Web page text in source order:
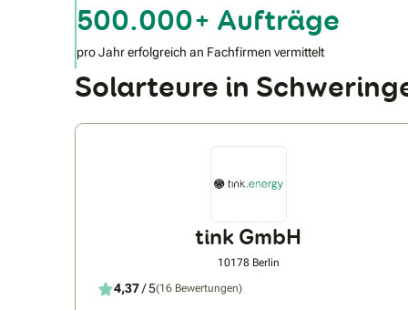
500.000+ Aufträge
pro Jahr erfolgreich an Fachfirmen vermittelt
Solarteure in
tink GmbH
10178 Berlin
4,37/ 5(16 Bewertungen)